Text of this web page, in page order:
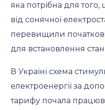
яка потрібна для
від сонячної
перевищили початкові
для встановлення
В Україні схема
електроенергії за
тарифу почала